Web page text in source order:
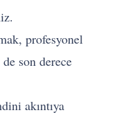
profesyonel
son derece
akıntıya